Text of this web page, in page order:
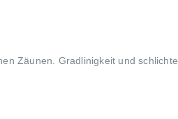
Zäunen. Gradlinigkeit und schlichte